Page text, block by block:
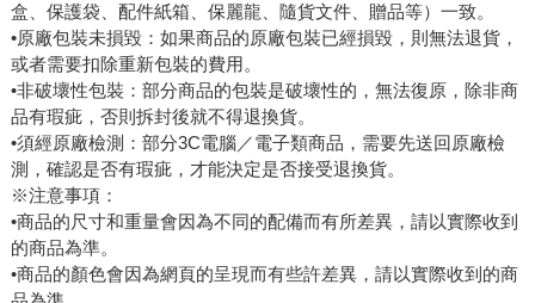
盒、保護袋、配件紙箱、保麗龍、隨貨文件、贈品等）一致。
•原廠包裝未損毀：如果商品的原廠包裝已經損毀，則無法退貨，
或者需要扣除重新包裝的費用。
•非破壞性包裝：部分商品的包裝是破壞性的，無法復原，除非商
品有瑕疵，否則拆封後就不得退換貨。
•須經原廠檢測：部分3C電腦／電子類商品，需要先送回原廠檢
測，確認是否有瑕疵，才能決定是否接受退換貨。
※注意事項：
•商品的尺寸和重量會因為不同的配備而有所差異，請以實際收到
的商品為準。
•商品的顏色會因為網頁的呈現而有些許差異，請以實際收到的商